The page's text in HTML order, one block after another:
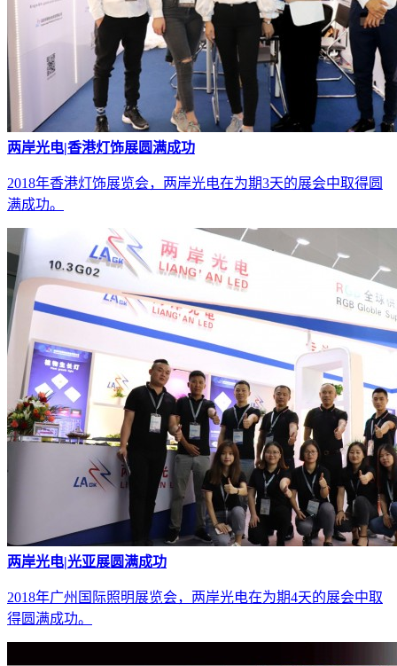
两岸光电|香港灯饰展圆满成功
2018年香港灯饰展览会，两岸光电在为期3天的展会中取得圆
满成功。
两岸光电|光亚展圆满成功
2018年广州国际照明展览会，两岸光电在为期4天的展会中取
得圆满成功。